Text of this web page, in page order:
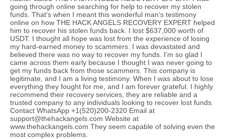
going through online searching for help to recover my stolen
funds. That's when I meant this wonderful man’s testimony
online on how THE HACK ANGELS RECOVERY EXPERT helped
him to recover his stolen funds back. I lost $637,000 worth of
USDT. I thought all hope was lost from the experience of losing
my hard-earned money to scammers. I was devastated and
believed there was no way to recover my funds. I’m so glad I
came across them early because I thought I was never going to
get my funds back from those scammers. This company is
legitimate, and I am a living testimony. When I was about to lose
everything they fought for me, and I am forever grateful. I highly
recommend their recovery services, they are reliable and a
trusted company to any individuals looking to recover lost funds.
Contact WhatsApp +1(520)200-2320 Email at
support@thehackangels.com Website at
www.thehackangels.com They seem capable of solving even the
most complex problems.